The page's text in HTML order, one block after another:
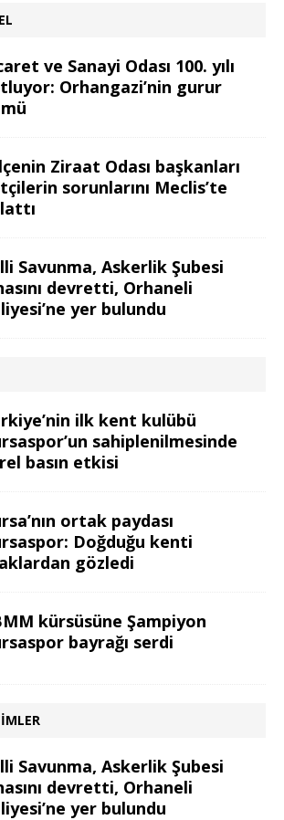
ve Sanayi Odası 100. yılı
Orhangazi’nin gurur
Ziraat Odası başkanları
sorunlarını Meclis’te
Savunma, Askerlik Şubesi
devretti, Orhaneli
yer bulundu
ilk kent kulübü
sahiplenilmesinde
basın etkisi
ortak paydası
Doğduğu kenti
gözledi
kürsüsüne Şampiyon
bayrağı serdi
Savunma, Askerlik Şubesi
devretti, Orhaneli
yer bulundu